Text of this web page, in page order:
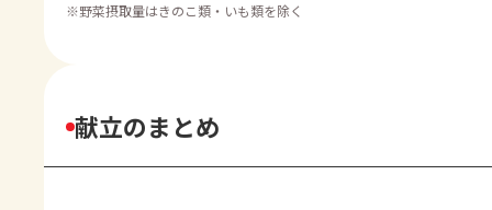
※野菜摂取量はきのこ類・いも類を除く
献立のまとめ